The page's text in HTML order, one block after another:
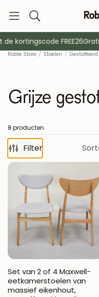
Zoek
op
Kasten
kortingscode FREE26Gratis
Roble Store / Stoelen / Gestoffeerd
Grijze
8 producten
Filter
Set van 2 of 4 Maxwell-
eetkamerstoelen van
massief eikenhout,